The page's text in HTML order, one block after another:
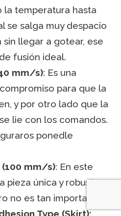
la temperatura hasta
se salga muy despacio
sin llegar a gotear, ese
fusión ideal.
mm/s): Es una
para que la
y por otro lado que la
lie con los comandos.
ponedle
mm/s): En este
pieza única y robusta,
no es tan importante.
Type (Skirt):